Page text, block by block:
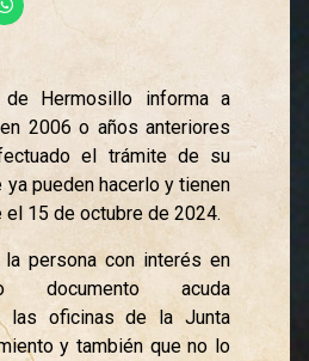
de Hermosillo informa a
2006 o años anteriores
el trámite de su
ya pueden hacerlo y tienen
15 de octubre de 2024.
persona con interés en
documento acuda
las oficinas de la Junta
y también que no lo